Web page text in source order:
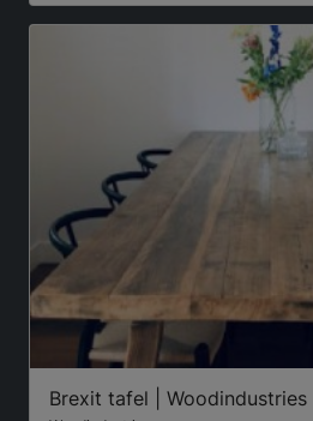
Brexit tafel | Woodindustries